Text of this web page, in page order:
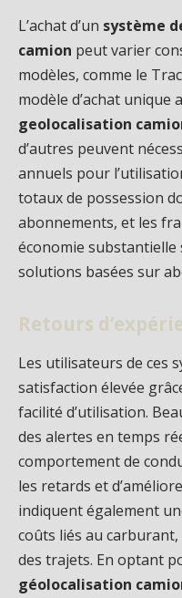
L’achat d’un système
camion peut varier
modèles, comme le
modèle d’achat unique
geolocalisation
d’autres peuvent
annuels pour
totaux de possession
abonnements, et les
économie
solutions basées sur
Retours
Les utilisateurs de ces
satisfaction élevée
facilité d’utilisation.
des alertes en temps
comportement de
les retards et
indiquent également
coûts liés au
des trajets. En optant
géolocalisation